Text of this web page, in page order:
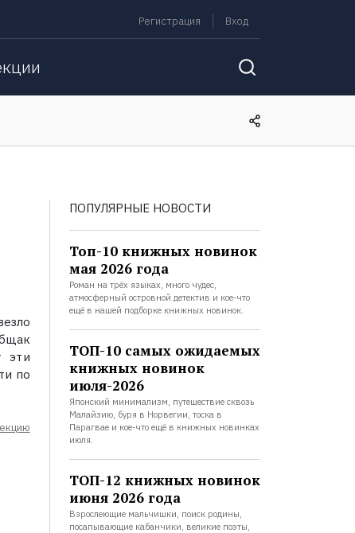
Регистрация Вход
эти
по
ПОПУЛЯРНЫЕ НОВОСТИ
Топ-10 книжных новинок
мая 2026 года
Роман на трёх языках, много чудес,
атмосферный островной детектив и кое-что
ещё в нашей подборке книжных новинок.
ТОП-10 самых ожидаемых
книжных новинок
июля-2026
Японский минимализм, путешествие сквозь
Малайзию, буря в Норвегии, тоска в
Парагвае и кое-что ещё в книжных новинках
июля.
ТОП-12 книжных новинок
июня 2026 года
Взрослеющие мальчишки, поиск родины,
посапывающие кабанчики, великие поэты,